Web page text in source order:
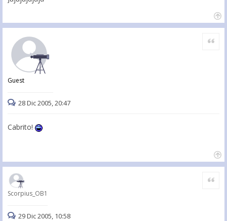
Guest
Citar
28 Dic 2005, 20:47
Cabrito!
Scorpius_OB1
Citar
29 Dic 2005, 10:58